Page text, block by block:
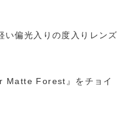
い偏光入りの度入りレンズ
Matte Forest』をチョイ